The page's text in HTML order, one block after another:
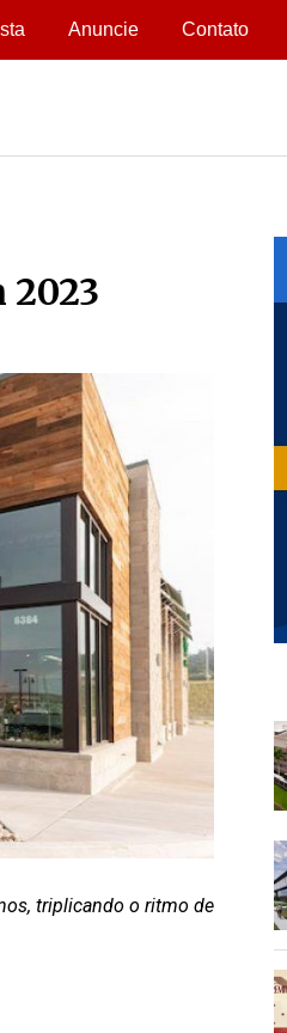
Anuncie Contato
2023
triplicando o ritmo de